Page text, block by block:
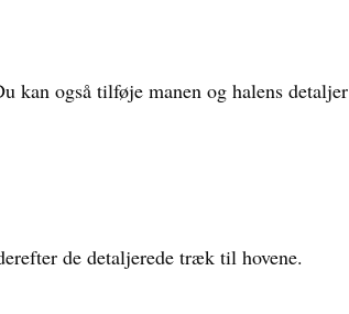
kan også tilføje manen og halens detaljer
de detaljerede træk til hovene.